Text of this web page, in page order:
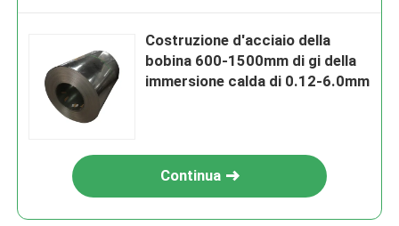
Costruzione d'acciaio della
bobina 600-1500mm di gi della
immersione calda di 0.12-6.0mm
Continua